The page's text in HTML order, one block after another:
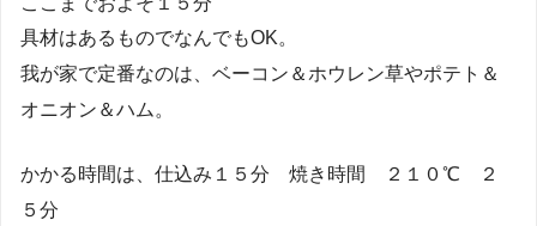
具材はあるものでなんでもOK。
我が家で定番なのは、ベーコン＆ホウレン草やポテト＆
オニオン＆ハム。
かかる時間は、仕込み１５分 焼き時間 ２１０℃ ２
５分